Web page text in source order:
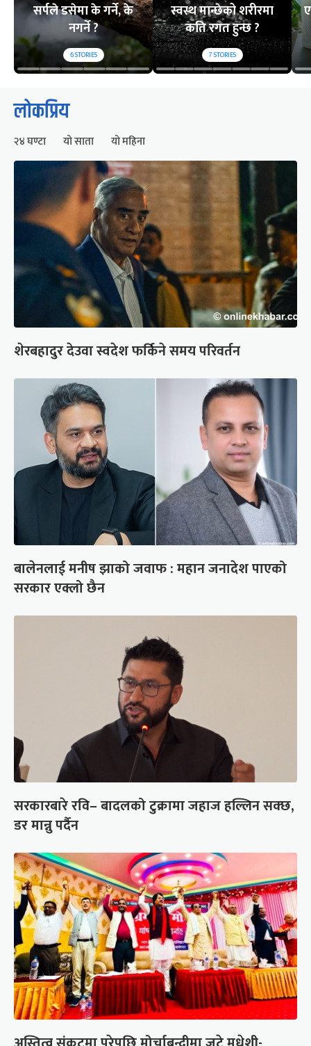
सर्पले डसेमा के गर्ने, के
नगर्ने ?
6STORIES
स्वस्थ मान्छेको शरीरमा
कति रगत हुन्छ ?
7STORIES
लोकप्रिय
२४ घण्टा यो साता यो महिना
शेरबहादुर देउवा स्वदेश फर्किने समय परिवर्तन
बालेनलाई मनीष झाको जवाफ : महान जनादेश पाएको
सरकार एक्लो छैन
सरकारबारे रवि– बादलको टुक्रामा जहाज हल्लिन सक्छ,
डर मान्नु पर्दैन